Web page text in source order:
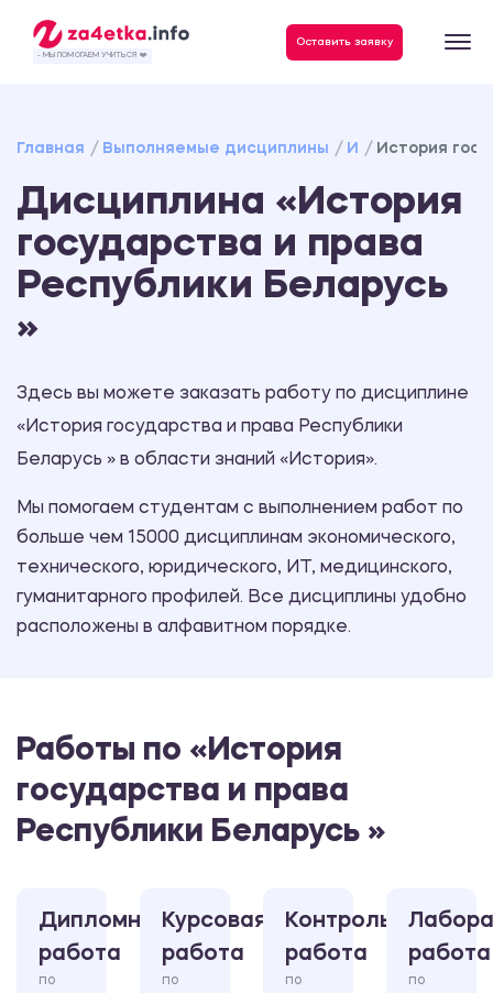
- МЫ ПОМОГАЕМ УЧИТЬСЯ ❤️
Оставить заявку
Главная Выполняемые дисциплины И История
Дисциплина «История
государства и права
Республики Беларусь
»
Здесь вы можете заказать работу по дисциплине
«История государства и права Республики
Беларусь » в области знаний «История».
Мы помогаем студентам с выполнением работ по
больше чем 15000 дисциплинам экономического,
технического, юридического, ИТ, медицинского,
гуманитарного профилей. Все дисциплины удобно
расположены в алфавитном порядке.
Работы по «История
государства и права
Республики Беларусь »
Дипломная
работа
по
Курсовая
работа
по
Контрольная
работа
по
работа
по